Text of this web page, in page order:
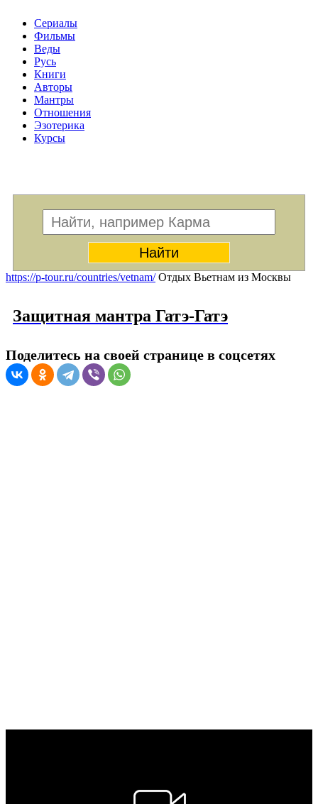
Сериалы
Фильмы
Веды
Русь
Книги
Авторы
Мантры
Отношения
Эзотерика
Курсы
https://p-tour.ru/countries/vetnam/Отдых Вьетнам из Москвы
Защитная мантра Гатэ-Гатэ
Поделитесь на своей странице в соцсетях